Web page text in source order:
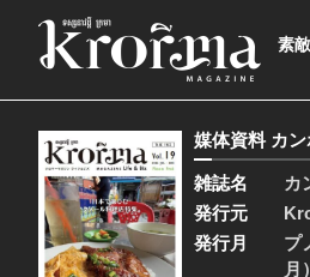
素
媒体資料 カ
雑誌名
カ
発行元
発行月
プ
月）